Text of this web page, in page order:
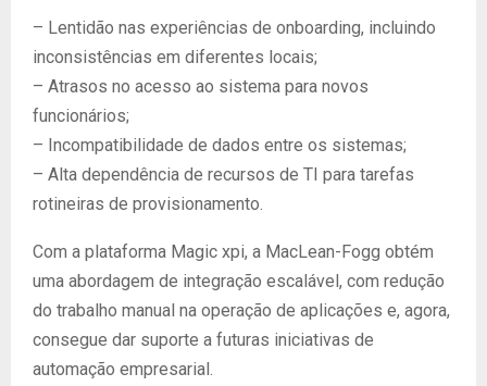
– Lentidão nas experiências de onboarding, incluindo
inconsistências em diferentes locais;
– Atrasos no acesso ao sistema para novos
funcionários;
– Incompatibilidade de dados entre os sistemas;
– Alta dependência de recursos de TI para tarefas
rotineiras de provisionamento.
Com a plataforma Magic xpi, a MacLean-Fogg obtém
uma abordagem de integração escalável, com redução
do trabalho manual na operação de aplicações e, agora,
consegue dar suporte a futuras iniciativas de
automação empresarial.